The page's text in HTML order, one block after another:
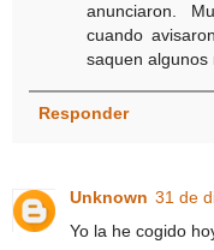
anunciaron.
cuando
saquen algunos
Responder
Unknown 31 de
Yo la he cogido